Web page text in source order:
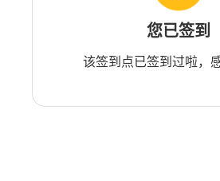
您已签到
该签到点已签到过啦，